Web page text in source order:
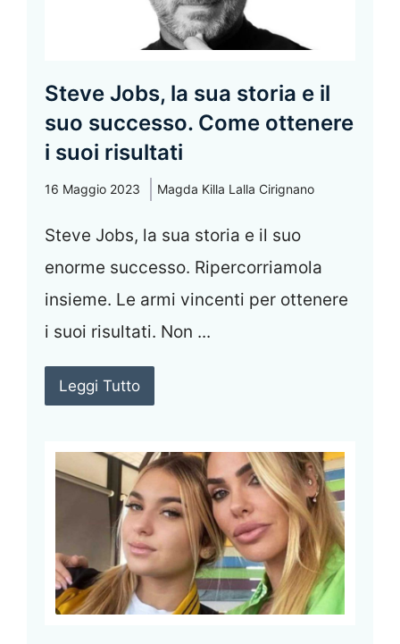
Steve Jobs, la sua storia e il
suo successo. Come ottenere
i suoi risultati
16 Maggio 2023 Magda Killa Lalla Cirignano
Steve Jobs, la sua storia e il suo
enorme successo. Ripercorriamola
insieme. Le armi vincenti per ottenere
i suoi risultati. Non ...
Leggi Tutto